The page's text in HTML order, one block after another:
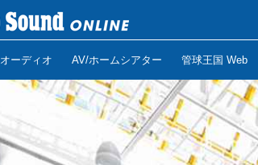
オーディオ AV/ホームシアター 管球王国 Web